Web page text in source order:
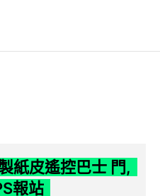
紙皮遙控巴士 門,
報站